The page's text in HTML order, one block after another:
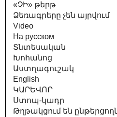
«ՉԻ» թերթ
Ձեռագրերը չեն այրվում
Video
На русском
Տնտեսական
Խոհանոց
Աստղագուշակ
English
ԿԱՐԵՎՈՐ
Ստոպ-կադր
Թղթակցում են